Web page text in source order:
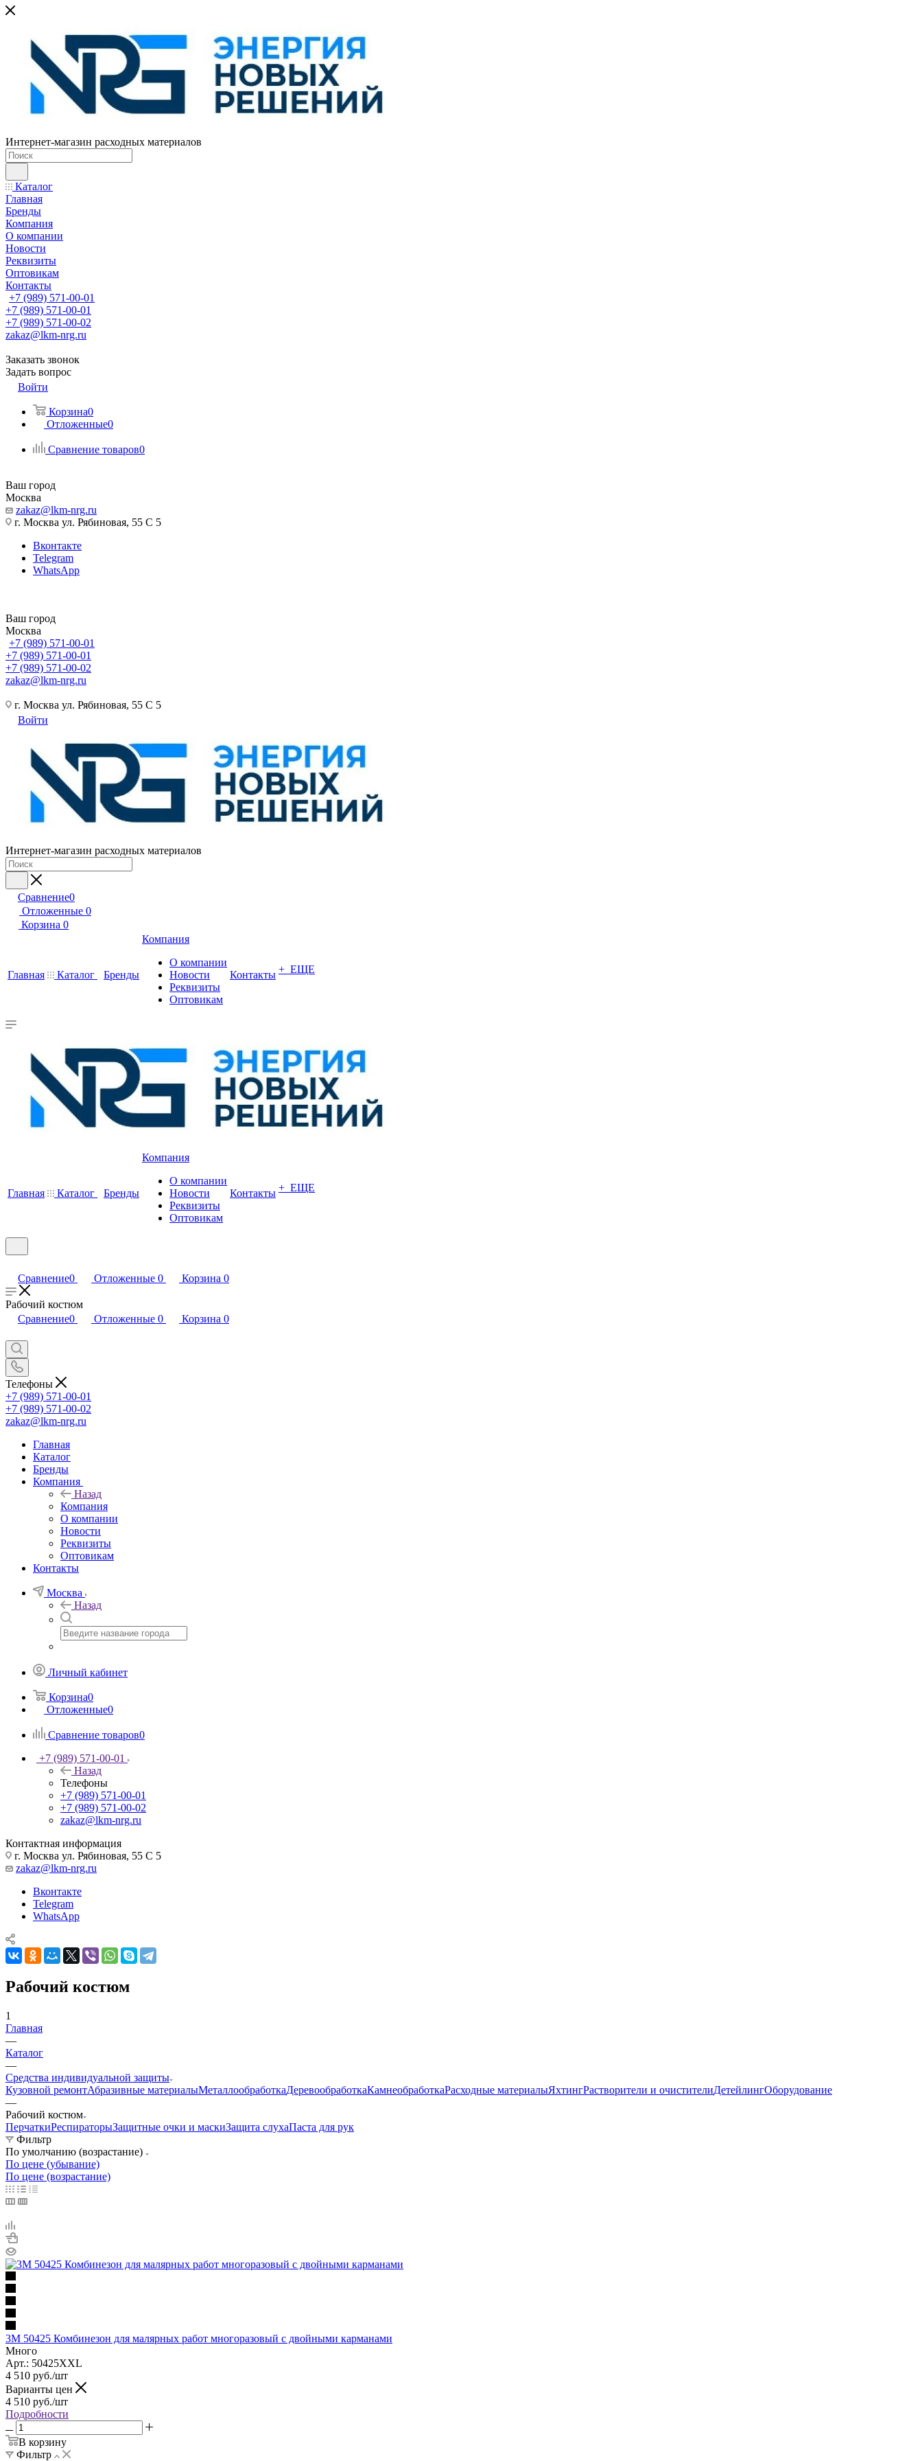
Интернет-магазин расходных материалов
Каталог
Главная
Бренды
Компания
О компании
Новости
Реквизиты
Оптовикам
Контакты
+7 (989) 571-00-01
+7 (989) 571-00-01
+7 (989) 571-00-02
zakaz@lkm-nrg.ru
Заказать звонок
Задать вопрос
Войти
Корзина0
Отложенные0
Сравнение товаров0
Ваш город
Москва
zakaz@lkm-nrg.ru
г. Москва ул. Рябиновая, 55 С 5
Вконтакте
Telegram
WhatsApp
Ваш город
Москва
+7 (989) 571-00-01
+7 (989) 571-00-01
+7 (989) 571-00-02
zakaz@lkm-nrg.ru
г. Москва ул. Рябиновая, 55 С 5
Войти
Интернет-магазин расходных материалов
Сравнение0
Отложенные 0
Корзина 0
Главная Каталог Бренды
Компания
О компании
Новости
Реквизиты
Оптовикам
Контакты + ЕЩЕ
Главная Каталог Бренды
Компания
О компании
Новости
Реквизиты
Оптовикам
Контакты + ЕЩЕ
Сравнение0 Отложенные 0 Корзина 0
Рабочий костюм
Сравнение0 Отложенные 0 Корзина 0
Телефоны
+7 (989) 571-00-01
+7 (989) 571-00-02
zakaz@lkm-nrg.ru
Главная
Каталог
Бренды
Компания
Назад
Компания
О компании
Новости
Реквизиты
Оптовикам
Контакты
Москва
Назад
Личный кабинет
Корзина0
Отложенные0
Сравнение товаров0
+7 (989) 571-00-01
Назад
Телефоны
+7 (989) 571-00-01
+7 (989) 571-00-02
zakaz@lkm-nrg.ru
Контактная информация
г. Москва ул. Рябиновая, 55 С 5
zakaz@lkm-nrg.ru
Вконтакте
Telegram
WhatsApp
Рабочий костюм
1
Главная
—
Каталог
—
Средства индивидуальной защиты
Кузовной ремонтАбразивные материалыМеталлообработкаДеревообработкаКамнеобработкаРасходные материалыЯхтингРастворители и очистителиДетейлингОборудование
—
Рабочий костюм
ПерчаткиРеспираторыЗащитные очки и маскиЗащита слухаПаста для рук
Фильтр
По умолчанию (возрастание)
По цене (убывание)
По цене (возрастание)
3M 50425 Комбинезон для малярных работ многоразовый c двойными карманами
Много
Арт.: 50425XXL
4 510 руб./шт
Варианты цен
4 510 руб./шт
Подробности
В корзину
Фильтр